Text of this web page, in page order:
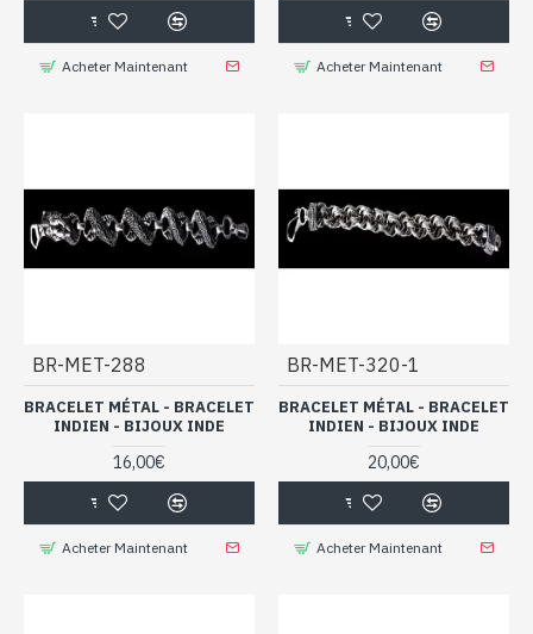
Acheter Maintenant Acheter Maintenant
BR-MET-288
BRACELET MÉTAL - BRACELET
INDIEN - BIJOUX INDE
16,00€
Acheter Maintenant
BR-MET-320-1
BRACELET MÉTAL - BRACELET
INDIEN - BIJOUX INDE
20,00€
Acheter Maintenant